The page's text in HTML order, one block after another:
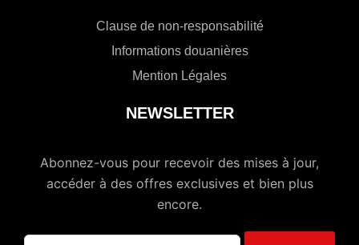
Clause de non-responsabilité
Informations douanières
Mention Légales
NEWSLETTER
Abonnez-vous pour recevoir des mises à jour,
accéder à des offres exclusives et bien plus
encore.